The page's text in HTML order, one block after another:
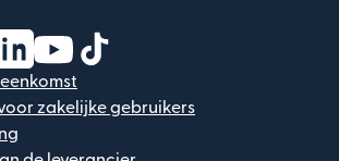
in een nieuw venster)
geopend in een nieuw venster)
geopend in een nieuw venster)
(wordt geopend in een nieuw venster)
(wordt geopend in een nieuw
zakelijke gebruikers